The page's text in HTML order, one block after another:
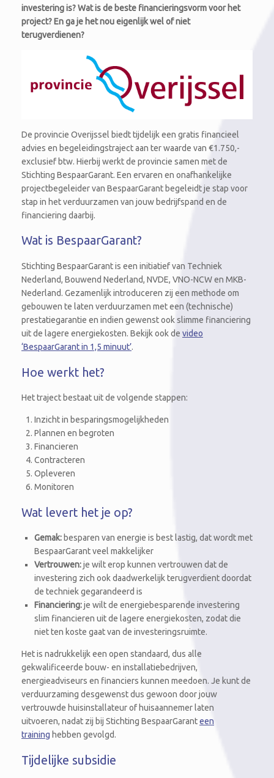
investering is? Wat is de beste financieringsvorm voor het
project? En ga je het nou eigenlijk wel of niet
terugverdienen?
De provincie Overijssel biedt tijdelijk een gratis financieel
advies en begeleidingstraject aan ter waarde van €1.750,-
exclusief btw. Hierbij werkt de provincie samen met de
Stichting BespaarGarant. Een ervaren en onafhankelijke
projectbegeleider van BespaarGarant begeleidt je stap voor
stap in het verduurzamen van jouw bedrijfspand en de
financiering daarbij.
Wat is BespaarGarant?
Stichting BespaarGarant is een initiatief van Techniek
Nederland, Bouwend Nederland, NVDE, VNO-NCW en MKB-
Nederland. Gezamenlijk introduceren zij een methode om
gebouwen te laten verduurzamen met een (technische)
prestatiegarantie en indien gewenst ook slimme financiering
uit de lagere energiekosten. Bekijk ook de video
‘BespaarGarant in 1,5 minuut’.
Hoe werkt het?
Het traject bestaat uit de volgende stappen:
Inzicht in besparingsmogelijkheden
Plannen en begroten
Financieren
Contracteren
Opleveren
Monitoren
Wat levert het je op?
Gemak: besparen van energie is best lastig, dat wordt met
BespaarGarant veel makkelijker
Vertrouwen:je wilt erop kunnen vertrouwen dat de
investering zich ook daadwerkelijk terugverdient doordat
de techniek gegarandeerd is
Financiering:je wilt de energiebesparende investering
slim financieren uit de lagere energiekosten, zodat die
niet ten koste gaat van de investeringsruimte.
Het is nadrukkelijk een open standaard, dus alle
gekwalificeerde bouw- en installatiebedrijven,
energieadviseurs en financiers kunnen meedoen. Je kunt de
verduurzaming desgewenst dus gewoon door jouw
vertrouwde huisinstallateur of huisaannemer laten
uitvoeren, nadat zij bij Stichting BespaarGaranteen
training hebben gevolgd.
Tijdelijke subsidie